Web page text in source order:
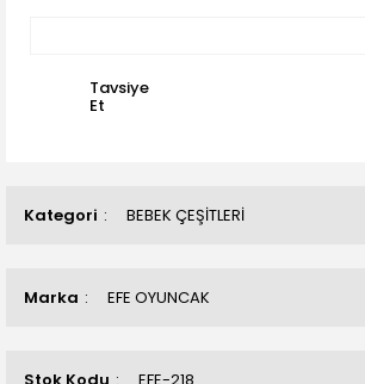
Kategori BEBEK ÇEŞİTLERİ
Marka EFE OYUNCAK
Tavsiye
Et